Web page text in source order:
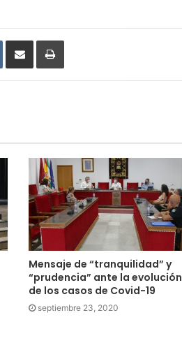
VKontakteCompartir por correo electrónicoImprimir
Mensaje de “tranquilidad” y
“prudencia” ante la evolución
de los casos de Covid-19
septiembre 23, 2020